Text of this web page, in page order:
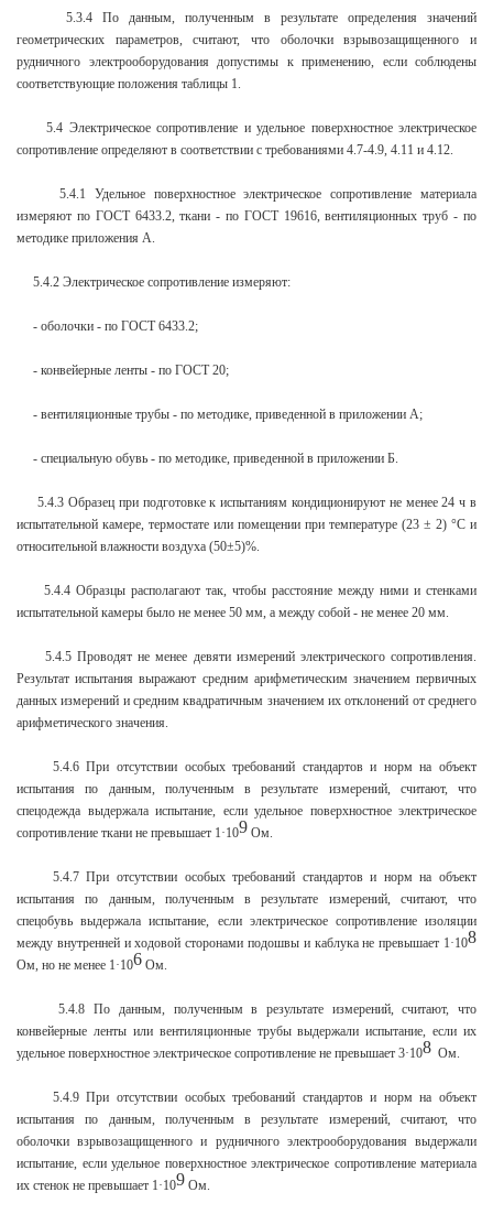
5.3.4 По данным, полученным в результате определения значений
геометрических параметров, считают, что оболочки взрывозащищенного и
рудничного электрооборудования допустимы к применению, если соблюдены
соответствующие положения таблицы 1.
5.4 Электрическое сопротивление и удельное поверхностное электрическое
сопротивление определяют в соответствии с требованиями 4.7-4.9, 4.11 и 4.12.
5.4.1 Удельное поверхностное электрическое сопротивление материала
измеряют по ГОСТ 6433.2, ткани - по ГОСТ 19616, вентиляционных труб - по
методике приложения А.
5.4.2 Электрическое сопротивление измеряют:
- оболочки - по ГОСТ 6433.2;
- конвейерные ленты - по ГОСТ 20;
- вентиляционные трубы - по методике, приведенной в приложении А;
- специальную обувь - по методике, приведенной в приложении Б.
5.4.3 Образец при подготовке к испытаниям кондиционируют не менее 24 ч в
испытательной камере, термостате или помещении при температуре (23 ± 2) °С и
относительной влажности воздуха (50±5)%.
5.4.4 Образцы располагают так, чтобы расстояние между ними и стенками
испытательной камеры было не менее 50 мм, а между собой - не менее 20 мм.
5.4.5 Проводят не менее девяти измерений электрического сопротивления.
Результат испытания выражают средним арифметическим значением первичных
данных измерений и средним квадратичным значением их отклонений от среднего
арифметического значения.
5.4.6 При отсутствии особых требований стандартов и норм на объект
испытания по данным, полученным в результате измерений, считают, что
спецодежда выдержала испытание, если удельное поверхностное электрическое
сопротивление ткани не превышает 1·109 Ом.
5.4.7 При отсутствии особых требований стандартов и норм на объект
испытания по данным, полученным в результате измерений, считают, что
спецобувь выдержала испытание, если электрическое сопротивление изоляции
между внутренней и ходовой сторонами подошвы и каблука не превышает 1·108
Ом, но не менее 1·106 Ом.
5.4.8 По данным, полученным в результате измерений, считают, что
конвейерные ленты или вентиляционные трубы выдержали испытание, если их
удельное поверхностное электрическое сопротивление не превышает 3·108 Ом.
5.4.9 При отсутствии особых требований стандартов и норм на объект
испытания по данным, полученным в результате измерений, считают, что
оболочки взрывозащищенного и рудничного электрооборудования выдержали
испытание, если удельное поверхностное электрическое сопротивление материала
их стенок не превышает 1·109 Ом.